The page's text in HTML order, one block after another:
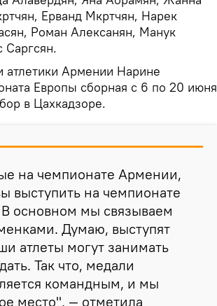
Ерванд Мкртчян, Нарек
Роман Алексанян, Манук
атлетики Армении Нарине
Европы сборная с 6 по 20 июня
в Цахкадзоре.
на чемпионате Армении,
выступить на чемпионате
основном мы связываем
Думаю, выступят
атлеты могут занимать
Так что, медали
командным, и мы
место", — отметила